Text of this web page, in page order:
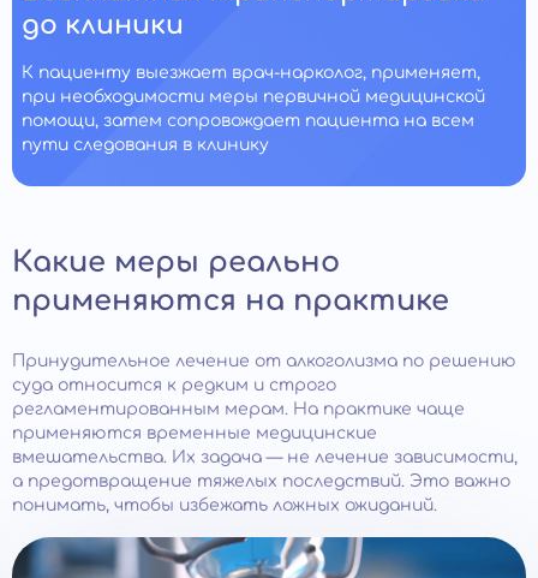
до клиники
К пациенту выезжает врач-нарколог, применяет,
при необходимости меры первичной медицинской
помощи, затем сопровождает пациента на всем
пути следования в клинику
Какие меры реально
применяются на практике
Принудительное лечение от алкоголизма по решению
суда относится к редким и строго
регламентированным мерам. На практике чаще
применяются временные медицинские
вмешательства. Их задача — не лечение зависимости,
а предотвращение тяжелых последствий. Это важно
понимать, чтобы избежать ложных ожиданий.